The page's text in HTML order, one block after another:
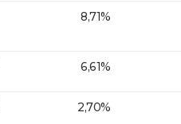
8,71%
6,61%
2,70%